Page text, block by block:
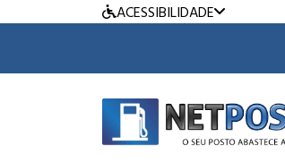
ACESSIBILIDADE